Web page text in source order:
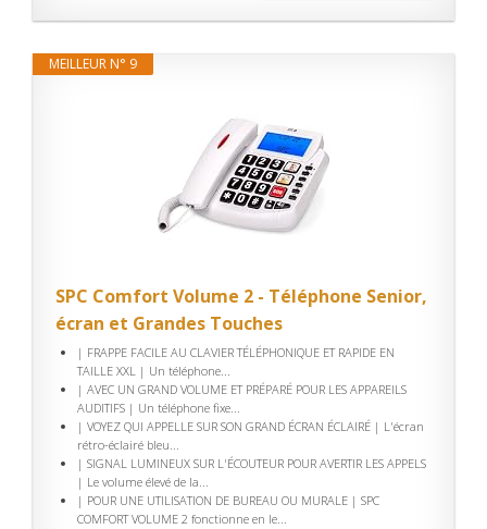
MEILLEUR N° 9
SPC Comfort Volume 2 - Téléphone Senior,
écran et Grandes Touches
| FRAPPE FACILE AU CLAVIER TÉLÉPHONIQUE ET RAPIDE EN
TAILLE XXL | Un téléphone...
| AVEC UN GRAND VOLUME ET PRÉPARÉ POUR LES APPAREILS
AUDITIFS | Un téléphone fixe...
| VOYEZ QUI APPELLE SUR SON GRAND ÉCRAN ÉCLAIRÉ | L'écran
rétro-éclairé bleu...
| SIGNAL LUMINEUX SUR L'ÉCOUTEUR POUR AVERTIR LES APPELS
| Le volume élevé de la...
| POUR UNE UTILISATION DE BUREAU OU MURALE | SPC
COMFORT VOLUME 2 fonctionne en le...